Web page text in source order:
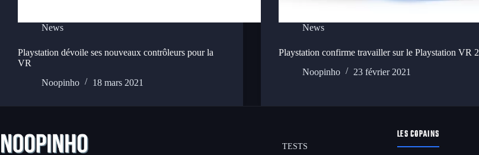
News
Playstation dévoile ses nouveaux contrôleurs pour la
VR
Noopinho
18 mars 2021
News
Playstation confirme travailler sur le Playstation VR 2
Noopinho
23 février 2021
TESTS
LES COPAINS